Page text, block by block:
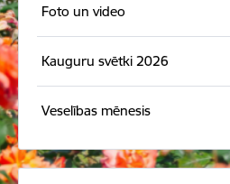
Foto un video
Kauguru svētki 2026
Veselības mēnesis